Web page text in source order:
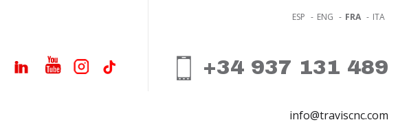
ESP - ENG - FRA - ITA
+34 937 131 489
info@traviscnc.com